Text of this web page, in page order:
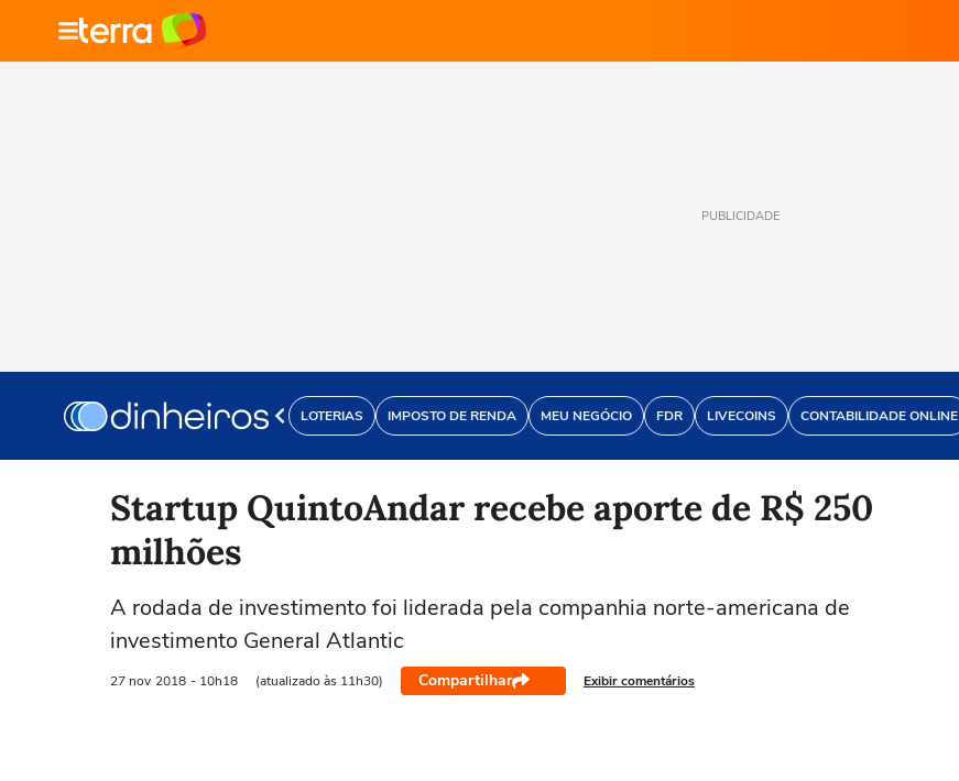
PUBLICIDADE
LOTERIAS IMPOSTO DE RENDA MEU NEGÓCIO FDR LIVECOINS CONTABILIDADE ONLINE
Startup QuintoAndar recebe aporte de R$ 250
milhões
A rodada de investimento foi liderada pela companhia norte-americana de
investimento General Atlantic
27 nov 2018 - 10h18 (atualizado às 11h30) Compartilhar Exibir comentários